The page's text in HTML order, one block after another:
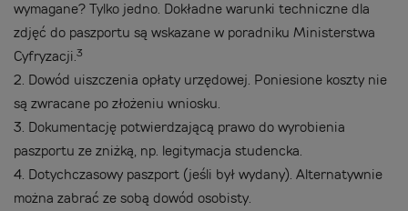
wymagane? Tylko jedno. Dokładne warunki techniczne dla
zdjęć do paszportu są wskazane w poradniku Ministerstwa
Cyfryzacji.3
2. Dowód uiszczenia opłaty urzędowej. Poniesione koszty nie
są zwracane po złożeniu wniosku.
3. Dokumentację potwierdzającą prawo do wyrobienia
paszportu ze zniżką, np. legitymacja studencka.
4. Dotychczasowy paszport (jeśli był wydany). Alternatywnie
można zabrać ze sobą dowód osobisty.